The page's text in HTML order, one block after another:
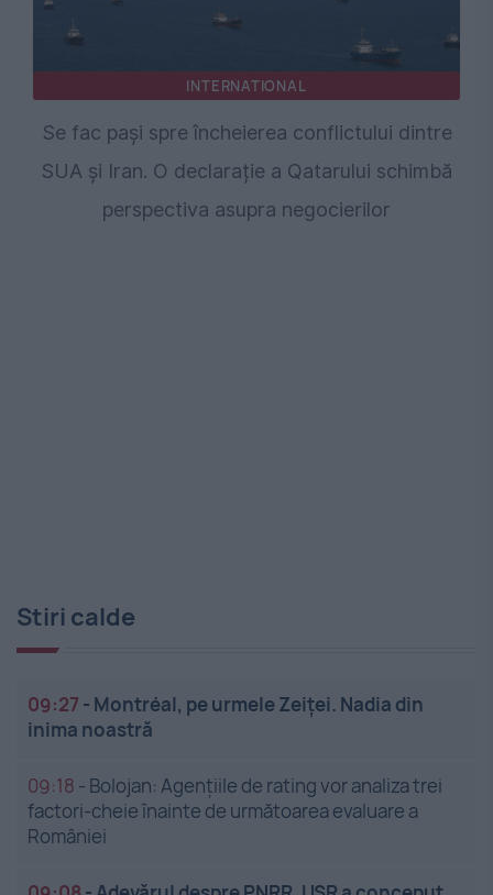
INTERNATIONAL
Se fac pași spre încheierea conflictului dintre
SUA și Iran. O declarație a Qatarului schimbă
perspectiva asupra negocierilor
Stiri calde
09:27 - Montréal, pe urmele Zeiței. Nadia din
inima noastră
09:18 - Bolojan: Agențiile de rating vor analiza trei
factori-cheie înainte de următoarea evaluare a
României